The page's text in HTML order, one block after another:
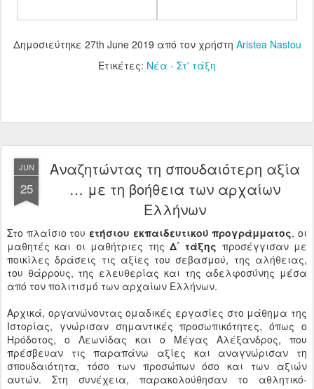
Δημοσιεύτηκε 27th June 2019 από τον χρήστη Aristea Nastou
Ετικέτες: Νέα - Στ' τάξη
JUN
25
Αναζητώντας τη σπουδαιότερη αξία
… με τη βοήθεια των αρχαίων
Ελλήνων
Στο πλαίσιο του ετήσιου εκπαιδευτικού προγράμματος, οι
μαθητές και οι μαθήτριες της Δ΄ τάξης προσέγγισαν με
ποικίλες δράσεις τις αξίες του σεβασμού, της αλήθειας,
του θάρρους, της ελευθερίας και της αδελφοσύνης μέσα
από τον πολιτισμό των αρχαίων Ελλήνων.
Αρχικά, οργανώνοντας ομαδικές εργασίες στο μάθημα της
Ιστορίας, γνώρισαν σημαντικές προσωπικότητες, όπως ο
Ηρόδοτος, ο Λεωνίδας και ο Μέγας Αλέξανδρος, που
πρέσβευαν τις παραπάνω αξίες και αναγνώρισαν τη
σπουδαιότητα, τόσο των προσώπων όσο και των αξιών
αυτών. Στη συνέχεια, παρακολούθησαν το αθλητικό-